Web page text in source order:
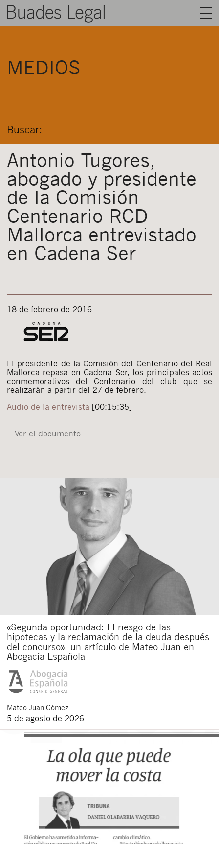
ESPAÑOL
MEDIOS
Buscar:
Antonio Tugores,
abogado y presidente
de la Comisión
Centenario RCD
Mallorca entrevistado
en Cadena Ser
18 de febrero de 2016
El presidente de la Comisión del Centenario del Real
Mallorca repasa en Cadena Ser, los principales actos
conmemorativos del Centenario del club que se
realizarán a partir del 27 de febrero.
Audio de la entrevista [00:15:35]
Ver el documento
«Segunda oportunidad: El riesgo de las
hipotecas y la reclamación de la deuda después
del concurso», un artículo de Mateo Juan en
Abogacía Española
Mateo Juan Gómez
5 de agosto de 2026